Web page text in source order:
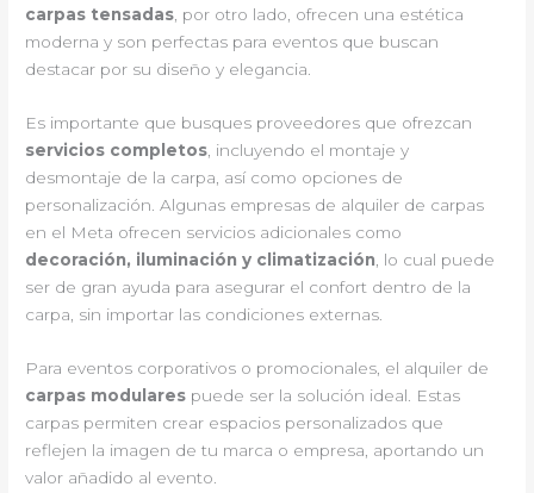
carpas tensadas , por otro lado, ofrecen una estética
moderna y son perfectas para eventos que buscan
destacar por su diseño y elegancia.
Es importante que busques proveedores que ofrezcan
servicios completos , incluyendo el montaje y
desmontaje de la carpa, así como opciones de
personalización. Algunas empresas de alquiler de carpas
en el Meta ofrecen servicios adicionales como
decoración, iluminación y climatización , lo cual puede
ser de gran ayuda para asegurar el confort dentro de la
carpa, sin importar las condiciones externas.
Para eventos corporativos o promocionales, el alquiler de
carpas modulares puede ser la solución ideal. Estas
carpas permiten crear espacios personalizados que
reflejen la imagen de tu marca o empresa, aportando un
valor añadido al evento.